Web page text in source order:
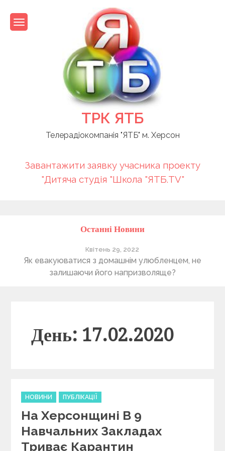
content
ТРК ЯТБ
Телерадіокомпанія "ЯТБ" м. Херсон
Завантажити заявку учасника проекту
"Дитяча студія "Школа "ЯТБ.TV"
Останні Новини
Квітень 29, 2022
Як евакуюватися з домашнім улюбленцем, не
залишаючи його напризволяще?
День: 17.02.2020
C
a
e
g
НОВИНИ ПУБЛІКАЦІЇ
На Херсонщині В 9
Навчальних Закладах
Триває Карантин